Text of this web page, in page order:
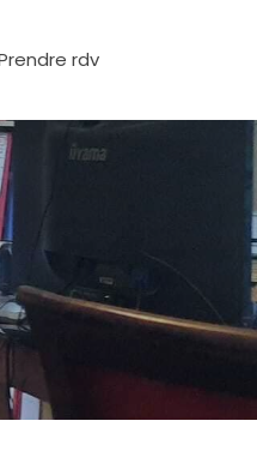
rdv